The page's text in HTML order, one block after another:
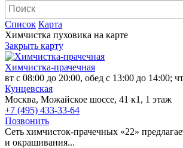
Список Карта
Химчистка пуховика на карте
Закрыть карту
Химчистка-прачечная
вт с 08:00 до 20:00, обед с 13:00 до 14:00;
Кунцевская
Москва, Можайское шоссе, 41 к1, 1 этаж
+7 (495) 433-33-64
Позвонить
Сеть химчисток-прачечных «22»
и окрашивания...